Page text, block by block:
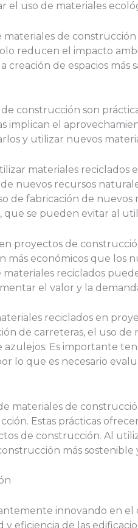
el uso de materiales
materiales de
reducen el impacto
de espacios más
construcción son
implican el
y utilizar nuevos
materiales
nuevos recursos
de fabricación de
que se pueden evitar al
proyectos de
más económicos que
materiales reciclados
el valor y la
reciclados en
de carreteras, el uso de
azulejos. Es importante
lo que es necesario
materiales de
Estas prácticas
de construcción. Al
más sostenible
innovando en el
eficiencia de las